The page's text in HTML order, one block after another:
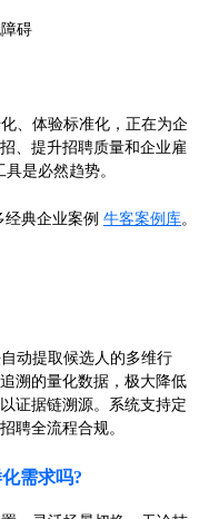
碍
、体验标准化，正在为企
、提升招聘质量和企业雇
是必然趋势。
经典企业案例 牛客案例库。
动提取候选人的多维行
溯的量化数据，极大降低
证据链溯源。系统支持定
聘全流程合规。
需求吗?